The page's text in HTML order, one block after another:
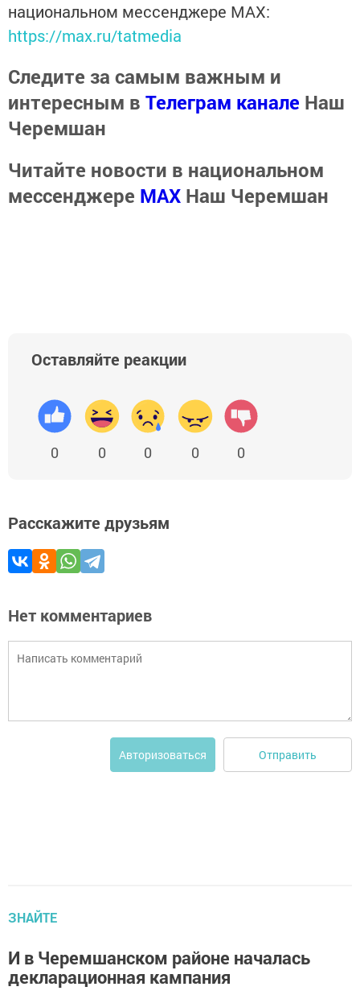
национальном мессенджере MАХ:
https://max.ru/tatmedia
Следите за самым важным и
интересным в Телеграм канале Наш
Черемшан
Читайте новости в национальном
мессенджере MАХ Наш Черемшан
Оставляйте реакции
0 0 0 0 0
Расскажите друзьям
Нет комментариев
Авторизоваться Отправить
ЗНАЙТЕ
И в Черемшанском районе началась
декларационная кампания